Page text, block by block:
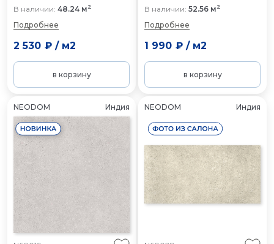
В наличии: 48.24 м2
Подробнее
2 530 ₽/ м2
в корзину
В наличии: 52.56 м2
Подробнее
1 990 ₽/ м2
в корзину
NEODOM Индия NEODOM Индия